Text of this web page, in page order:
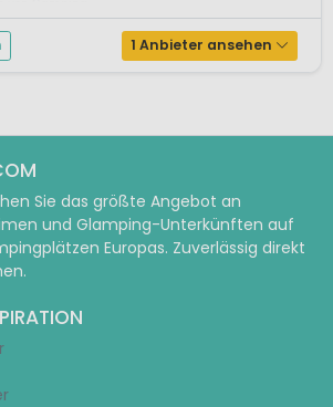
1 Anbieter ansehen
Sie das größte Angebot an
und Glamping-Unterkünften auf
Europas. Zuverlässig direkt